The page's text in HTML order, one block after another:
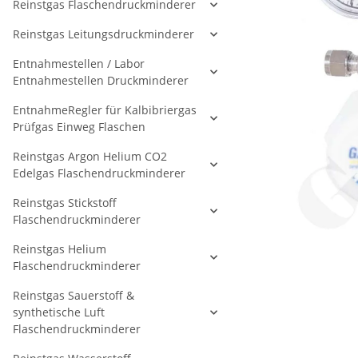
Reinstgas Flaschendruckminderer
Reinstgas Leitungsdruckminderer
Entnahmestellen / Labor
Entnahmestellen Druckminderer
EntnahmeRegler für Kalbibriergas
Prüfgas Einweg Flaschen
Reinstgas Argon Helium CO2
Edelgas Flaschendruckminderer
Reinstgas Stickstoff
Flaschendruckminderer
Reinstgas Helium
Flaschendruckminderer
Reinstgas Sauerstoff &
synthetische Luft
Flaschendruckminderer